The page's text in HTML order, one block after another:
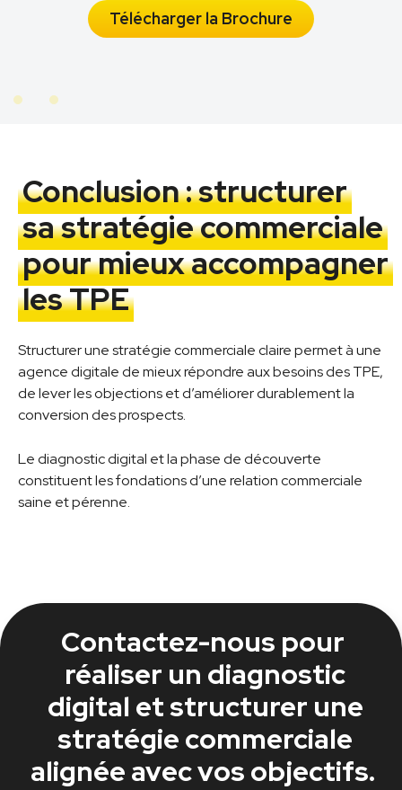
Télécharger la Brochure
Conclusion : structurer
sa stratégie commerciale
pour mieux accompagner
les TPE
Structurer une stratégie commerciale claire permet à une
agence digitale de mieux répondre aux besoins des TPE,
de lever les objections et d’améliorer durablement la
conversion des prospects.
Le diagnostic digital et la phase de découverte
constituent les fondations d’une relation commerciale
saine et pérenne.
Contactez-nous pour
réaliser un diagnostic
digital et structurer une
stratégie commerciale
alignée avec vos objectifs.